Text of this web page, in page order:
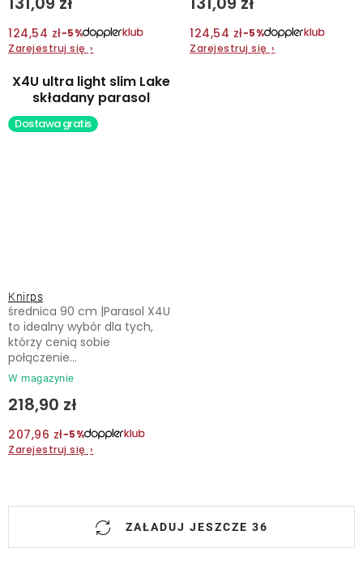
124,54 zł−5%
Zarejestruj się ›
124,54 zł−5%
Zarejestruj się ›
X4U ultra light slim Lake
składany parasol
Dostawa gratis
Knirps
W magazynie
218,90 zł
207,96 zł−5%
Zarejestruj się ›
średnica 90 cm |Parasol X4U
to idealny wybór dla tych,
którzy cenią sobie
połączenie...
K
ZAŁADUJ JESZCZE 36